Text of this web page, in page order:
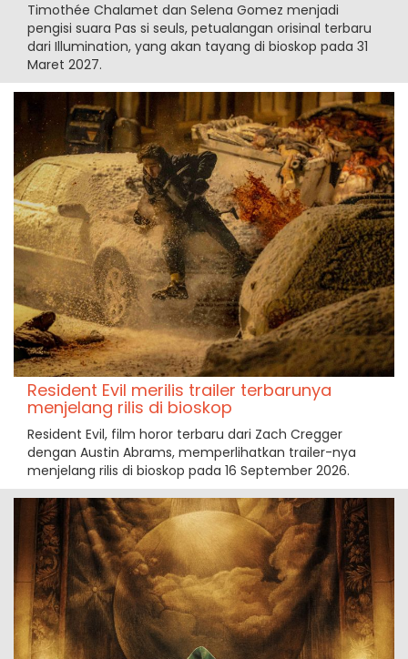
Timothée Chalamet dan Selena Gomez menjadi
pengisi suara Pas si seuls, petualangan orisinal terbaru
dari Illumination, yang akan tayang di bioskop pada 31
Maret 2027.
Resident Evil merilis trailer terbarunya
menjelang rilis di bioskop
Resident Evil, film horor terbaru dari Zach Cregger
dengan Austin Abrams, memperlihatkan trailer-nya
menjelang rilis di bioskop pada 16 September 2026.